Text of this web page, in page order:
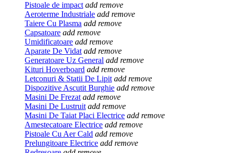
Pistoale de impact add remove
Aeroterme Industriale add remove
Taiere Cu Plasma add remove
Capsatoare add remove
Umidificatoare add remove
Aparate De Vidat add remove
Generatoare Uz General add remove
Kituri Hoverboard add remove
Letconuri & Statii De Lipit add remove
Dispozitive Ascutit Burghie add remove
Masini De Frezat add remove
Masini De Lustruit add remove
Masini De Taiat Placi Electrice add remove
Amestecatoare Electrice add remove
Pistoale Cu Aer Cald add remove
Prelungitoare Electrice add remove